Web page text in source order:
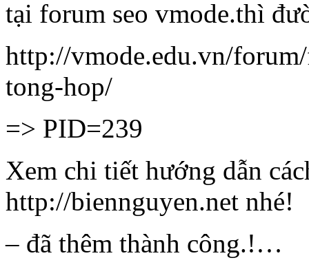
tại forum seo vmode.thì
http://vmode.edu.vn/
tong-hop/
=> PID=239
Xem chi tiết hướng dẫn
http://biennguyen.net nhé!
– đã thêm thành công.!…